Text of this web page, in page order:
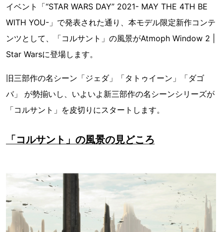
イベント「“STAR WARS DAY” 2021- MAY THE 4TH BE
WITH YOU-」で発表された通り、本モデル限定新作コンテ
ンツとして、「コルサント」の風景がAtmoph Window 2 |
Star Warsに登場します。
旧三部作の名シーン「ジェダ」「タトゥイーン」「ダゴ
バ」 が勢揃いし、いよいよ新三部作の名シーンシリーズが
「コルサント」を皮切りにスタートします。
「コルサント」の風景の見どころ